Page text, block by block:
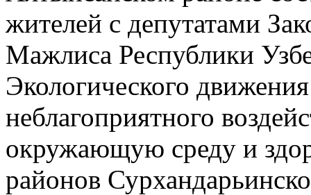
жителей с депутатами
Мажлиса Республики
Экологического
неблагоприятного
окружающую среду и
районов